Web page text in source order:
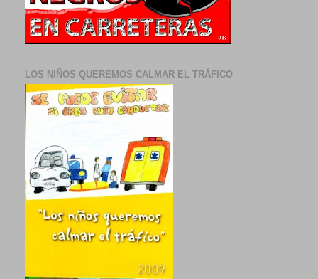
LOS NIÑOS QUEREMOS CALMAR EL TRÁFICO